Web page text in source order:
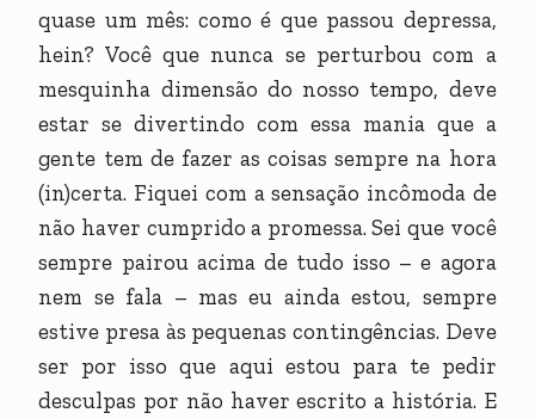
quase um mês: como é que passou depressa,
hein? Você que nunca se perturbou com a
mesquinha dimensão do nosso tempo, deve
estar se divertindo com essa mania que a
gente tem de fazer as coisas sempre na hora
(in)certa. Fiquei com a sensação incômoda de
não haver cumprido a promessa. Sei que você
sempre pairou acima de tudo isso – e agora
nem se fala – mas eu ainda estou, sempre
estive presa às pequenas contingências. Deve
ser por isso que aqui estou para te pedir
desculpas por não haver escrito a história. E